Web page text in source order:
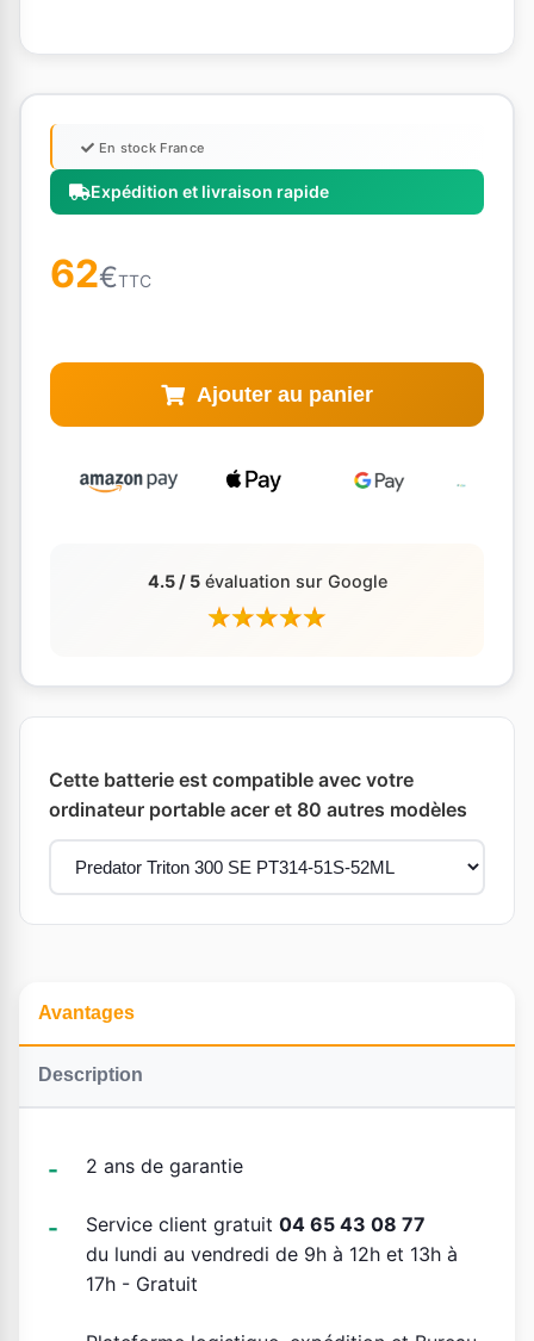
Expédition et livraison rapide
En stock France
62€TTC
Ajouter au panier
4.5 / 5évaluation sur Google
Cette batterie est compatible avec votre
ordinateur portable acer et 80 autres modèles
Avantages
Description
2 ans de garantie
Service client gratuit 04 65 43 08 77
du lundi au vendredi de 9h à 12h et 13h à
17h - Gratuit